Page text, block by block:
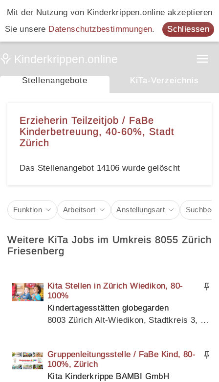
Mit der Nutzung von Kinderkrippen.online akzeptieren
Sie unsere Datenschutzbestimmungen. Schliessen
Stellenangebote KiTa-Verzeichnis
Erzieherin Teilzeitjob / FaBe
Kinderbetreuung, 40-60%, Stadt
Zürich
Das Stellenangebot 14106 wurde gelöscht
Funktion Arbeitsort Anstellungsart
Weitere KiTa Jobs im Umkreis 8055 Zürich
Friesenberg
Kita Stellen in Zürich Wiedikon, 80-
100%
Kindertagesstätten globegarden
8003 Zürich Alt-Wiedikon, Stadtkreis 3, Kanton Zürich
Gruppenleitungsstelle / FaBe Kind, 80-
100%, Zürich
Kita Kinderkrippe BAMBI GmbH